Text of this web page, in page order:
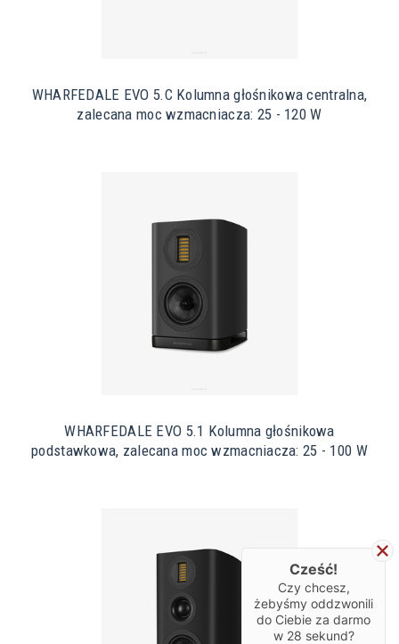
WHARFEDALE EVO 5.C Kolumna głośnikowa centralna,
zalecana moc wzmacniacza: 25 - 120 W
WHARFEDALE EVO 5.1 Kolumna głośnikowa
podstawkowa, zalecana moc wzmacniacza: 25 - 100 W
Cześć!
Czy chcesz,
żebyśmy oddzwonili
do Ciebie za darmo
w 28 sekund?